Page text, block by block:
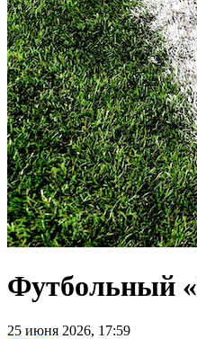
Футбольный
25 июня 2026, 17:59